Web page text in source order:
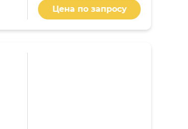
Цена по запросу